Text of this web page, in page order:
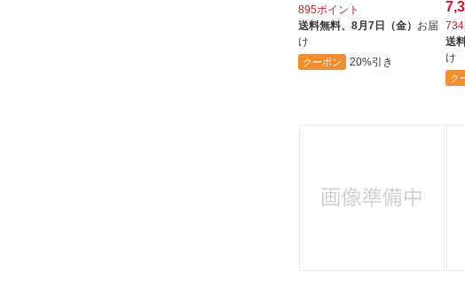
895ポイント
送料無料、 8月7日（金） お届
け
クーポン 20%引き
734
送
け
ク